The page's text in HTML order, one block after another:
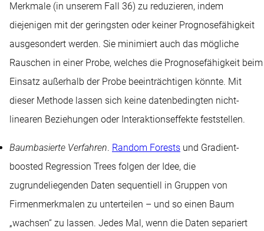
Merkmale (in unserem Fall 36) zu reduzieren, indem
diejenigen mit der geringsten oder keiner Prognosefähigkeit
ausgesondert werden. Sie minimiert auch das mögliche
Rauschen in einer Probe, welches die Prognosefähigkeit beim
Einsatz außerhalb der Probe beeinträchtigen könnte. Mit
dieser Methode lassen sich keine datenbedingten nicht-
linearen Beziehungen oder Interaktionseffekte feststellen.
Baumbasierte Verfahren. Random Forests und Gradient-
boosted Regression Trees folgen der Idee, die
zugrundeliegenden Daten sequentiell in Gruppen von
Firmenmerkmalen zu unterteilen – und so einen Baum
„wachsen“ zu lassen. Jedes Mal, wenn die Daten separiert